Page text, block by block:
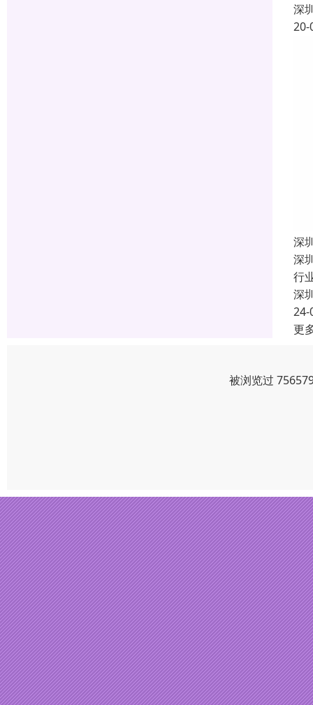
深
20-
深
深
行
深
24-
更
被浏览过